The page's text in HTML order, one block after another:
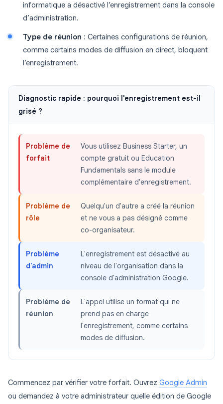
informatique a désactivé l’enregistrement dans la console
d’administration.
Type de réunion : Certaines configurations de réunion,
comme certains modes de diffusion en direct, bloquent
l’enregistrement.
Diagnostic rapide : pourquoi l'enregistrement est-il
grisé ?
Problème de
forfait
Vous utilisez Business Starter, un
compte gratuit ou Education
Fundamentals sans le module
complémentaire d'enregistrement.
Problème de
rôle
Quelqu'un d'autre a créé la réunion
et ne vous a pas désigné comme
co-organisateur.
Problème
d'admin
L'enregistrement est désactivé au
niveau de l'organisation dans la
console d'administration Google.
Problème de
réunion
L'appel utilise un format qui ne
prend pas en charge
l'enregistrement, comme certains
modes de diffusion.
Commencez par vérifier votre forfait. Ouvrez Google Admin
ou demandez à votre administrateur quelle édition de Google